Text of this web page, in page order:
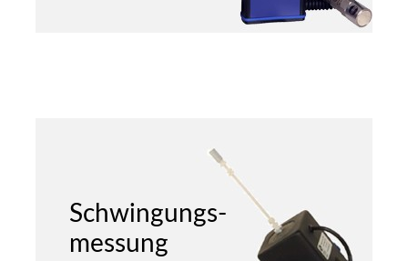
Schwingungs-
messung